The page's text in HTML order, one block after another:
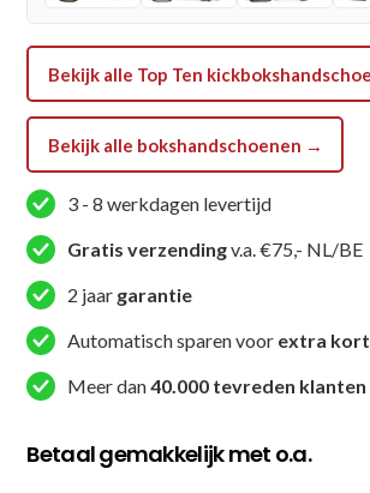
aantal
Bekijk alle Top Ten
Bekijk alle bokshandschoenen →
3 - 8 werkdagen levertijd
Gratis verzendingv.a. €75,- NL/BE
2 jaar garantie
Automatisch sparen voor extra
Meer dan40.000 tevreden klanten
Betaal gemakkelijk met o.a.